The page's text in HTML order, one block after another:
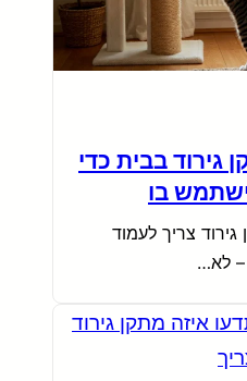
גירוד בבית כדי
בו
צריך לעמוד
לא…